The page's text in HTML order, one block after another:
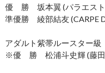
優 勝 坂本翼 (パラエスト
準優勝 綾部結友 (CARPE
アダルト紫帯ルースター級
※優 勝 松浦斗史輝 (藤田